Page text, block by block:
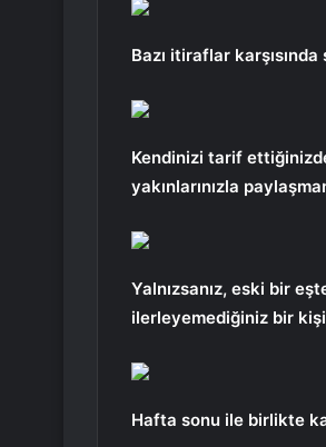
Bazı itiraflar karşısında
Kendinizi tarif
yakınlarınızla
Yalnızsanız, eski bir
ilerleyemediğiniz bir
Hafta sonu ile birlikte